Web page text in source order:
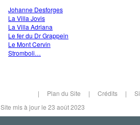
Johanne Desforges
La Villa Jovis
La Villa Adriana
Le fer du Dr Grappein
Le Mont Cervin
Stromboli…
| Plan du Site | Crédits |
Site mis à jour le 23 août 2023